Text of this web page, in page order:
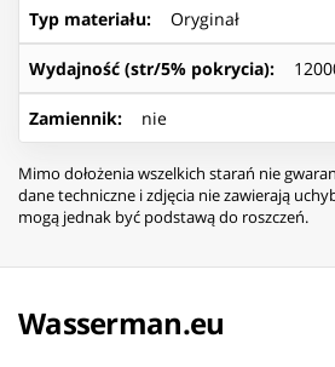
Typ materiału: Oryginał
Wydajność (str/5% pokrycia):
Zamiennik: nie
Mimo dołożenia wszelkich starań nie
dane techniczne i zdjęcia nie zawierają
mogą jednak być podstawą do roszczeń.
Wasserman.eu